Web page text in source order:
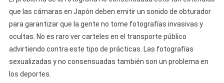
que las cámaras en Japón deben emitir un sonido de obturador
para garantizar que la gente no tome fotografías invasivas y
ocultas. No es raro ver carteles en el transporte público
advirtiendo contra este tipo de prácticas. Las fotografías
sexualizadas y no consensuadas también son un problema en
los deportes.